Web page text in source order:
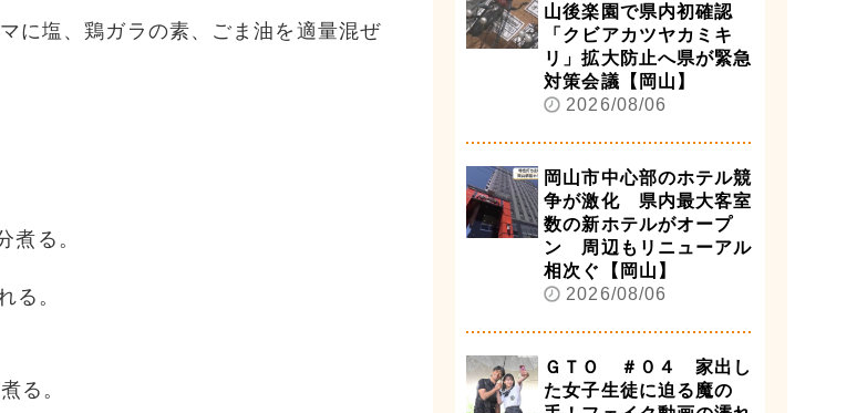
に塩、鶏ガラの素、ごま油を適量混ぜ
煮る。
る。
る。
山後楽園で県内初確認
「クビアカツヤカミキ
リ」拡大防止へ県が緊急
対策会議【岡山】
2026/08/06
岡山市中心部のホテル競
争が激化 県内最大客室
数の新ホテルがオープ
ン 周辺もリニューアル
相次ぐ【岡山】
2026/08/06
ＧＴＯ ＃０４ 家出し
た女子生徒に迫る魔の